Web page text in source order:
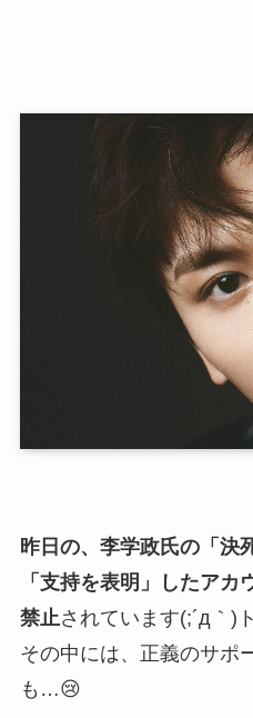
昨日の、李学政氏の「決
「支持を表明」したアカ
禁止されています(;´д｀)
その中には、正義のサポ
も…😢